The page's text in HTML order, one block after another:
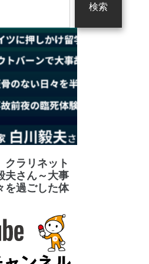
検索
クラリネット
さん～大事
を過ごした体